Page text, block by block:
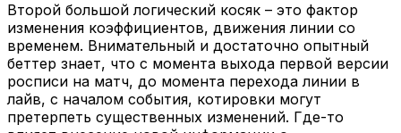
Второй большой логический косяк – это фактор
изменения коэффициентов, движения линии со
временем. Внимательный и достаточно опытный
беттер знает, что с момента выхода первой версии
росписи на матч, до момента перехода линии в
лайв, с началом события, котировки могут
претерпеть существенных изменений. Где-то